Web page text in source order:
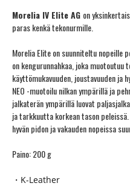
Morelia IV Elite AG on
paras kenkä tekonurmille.
Morelia Elite on suunniteltu nopeille
on kengurunnahkaa, joka
käyttömukavuuden, joustavuuden ja
NEO -muotoilu nilkan ympärillä ja
jalkaterän ympärillä luovat
ja tarkkuutta korkean tason
hyvän pidon ja vakauden nopeissa
Paino: 200 g
・K-Leather